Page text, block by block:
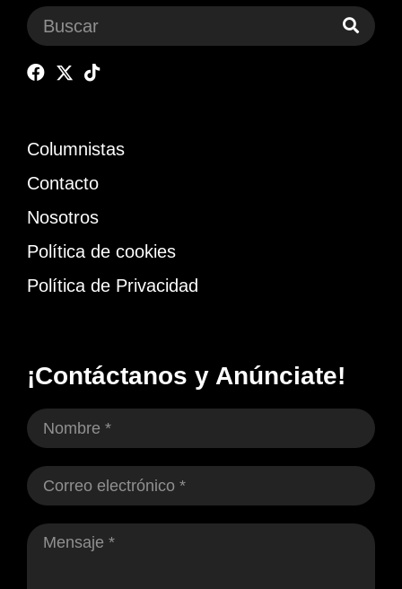
Columnistas
Contacto
Nosotros
Política de cookies
Política de Privacidad
¡Contáctanos y Anúnciate!